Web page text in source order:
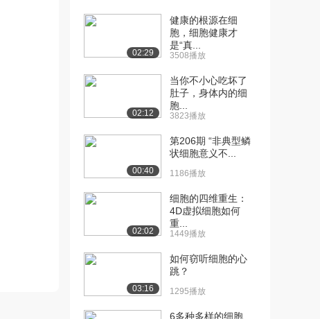
12:36
[14] 遗传概述 17:26
[15] 庞尼特方格
[16] Hardy-Weinberg原理 14:56
[17] 伴性性状 14:18
[18] 细菌
7.5万播放
02:29
健康的根源在细
胞，细胞健康才
是“真...
3508播放
02:12
当你不小心吃坏了
肚子，身体内的细
胞...
3823播放
00:40
第206期 “非典型鳞
状细胞意义不...
1186播放
02:02
细胞的四维重生：
4D虚拟细胞如何
重...
1449播放
03:16
如何窃听细胞的心
跳？
1295播放
6多种多样的细胞